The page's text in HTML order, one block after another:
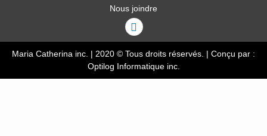
Nous joindre
Linkedin
Maria Catherina inc. | 2020 © Tous droits réservés. | Conçu par :
Optilog Informatique inc.